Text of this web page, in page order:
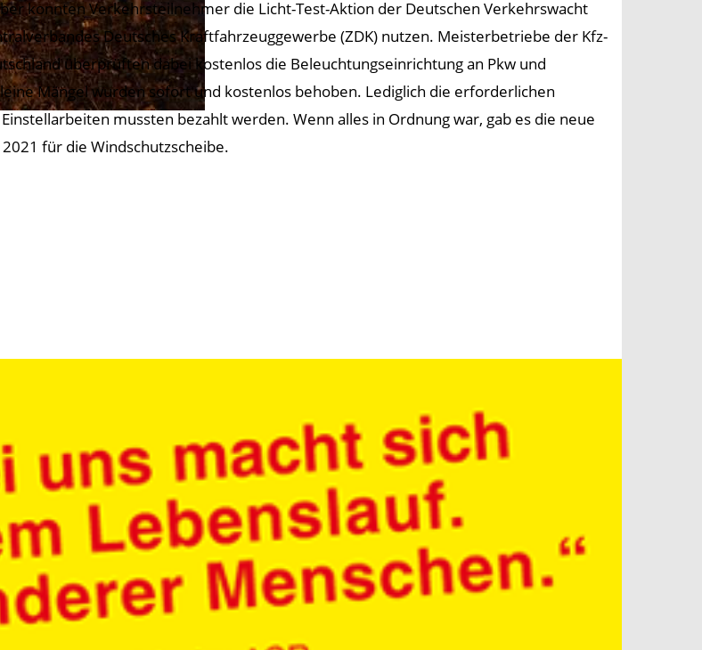
konnten Verkehrsteilnehmer die Licht-Test-Aktion der Deutschen Verkehrswacht
Deutsches Kraftfahrzeuggewerbe (ZDK) nutzen. Meisterbetriebe der Kfz-
überprüften dabei kostenlos die Beleuchtungseinrichtung an Pkw und
Mängel wurden sofort und kostenlos behoben. Lediglich die erforderlichen
mussten bezahlt werden. Wenn alles in Ordnung war, gab es die neue
für die Windschutzscheibe.